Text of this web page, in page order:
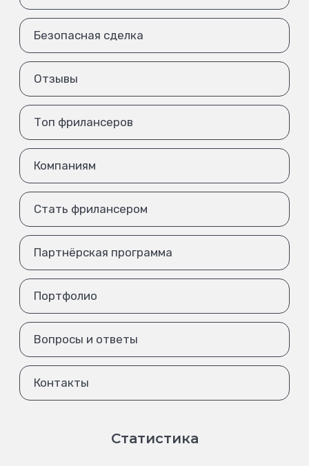
Безопасная сделка
Отзывы
Топ фрилансеров
Компаниям
Стать фрилансером
Партнёрская программа
Портфолио
Вопросы и ответы
Контакты
Статистика